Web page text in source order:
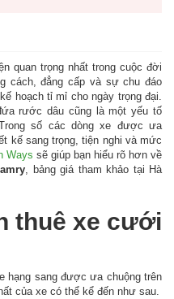
quan trọng nhất trong cuộc đời
cách, đẳng cấp và sự chu đáo
hoạch tỉ mỉ cho ngày trọng đại.
rước dâu cũng là một yếu tố
số các dòng xe được ưa
kế sang trọng, tiện nghi và mức
Ways sẽ giúp bạn hiểu rõ hơn về
, bảng giá tham khảo tại Hà
thuê xe cưới
hạng sang được ưa chuộng trên
của xe có thể kể đến như sau.